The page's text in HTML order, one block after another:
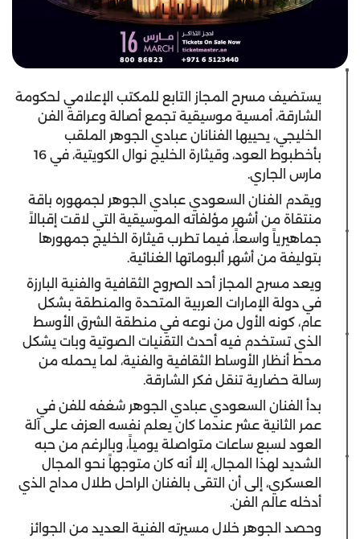
يستضيف مسرح المجاز التابع للمكتب الإعلامي لحكومة
الشارقة، أمسية موسيقية تجمع أصالة وعراقة الفن
الخليجي، يحييها الفنانان عبادي الجوهر الملقب
بأخطبوط العود، وقيثارة الخليج نوال الكويتية، في 16
مارس الجاري.
ويقدم الفنان السعودي عبادي الجوهر لجمهوره باقة
منتقاة من أشهر مؤلفاته الموسيقية التي لاقت إقبالاً
جماهيرياً واسعاً، فيما تطرب قيثارة الخليج جمهورها
بتوليفة من أشهر ألبوماتها الغنائية.
ويعد مسرح المجاز أحد الصروح الثقافية والفنية البارزة
في دولة الإمارات العربية المتحدة والمنطقة بشكل
عام، كونه الأول من نوعه في منطقة الشرق الأوسط
الذي تستخدم فيه أحدث التقنيات الصوتية وبات يشكل
محط أنظار الأوساط الثقافية والفنية، لما يحمله من
رسالة حضارية تنقل فكر الشارقة.
بدأ الفنان السعودي عبادي الجوهر شغفه للفن في
عمر الثانية عشر عندما كان يعلم نفسه العزف على آلة
العود لسبع ساعات متواصلة يومياً، وبالرغم من حبه
الشديد لهذا المجال، إلا أنه كان متوجهاً نحو المجال
العسكري، إلى أن التقى بالفنان الراحل طلال مداح الذي
أدخله عالم الفن.
وحصد الجوهر خلال مسيرته الفنية العديد من الجوائز